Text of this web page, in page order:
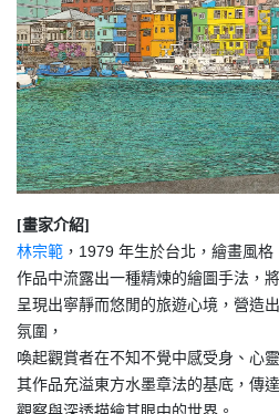
[畫家介紹]
林宗範 ，1979 年生於台北，繪畫風格
作品中流露出一種精煉的繪圖手法，
呈現出寧靜而悠閒的旅遊心境，營造
氛圍，
喚起觀賞者在不知不覺中感受身、心
其作品充溢東方水墨章法的基底，傳